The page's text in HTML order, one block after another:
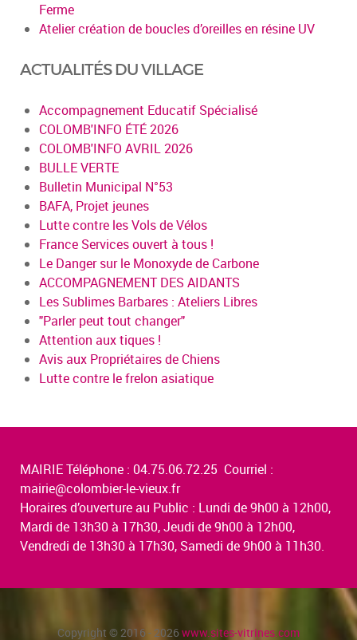
Ferme
Atelier création de boucles d’oreilles en résine UV
ACTUALITÉS DU VILLAGE
Accompagnement Educatif Spécialisé
COLOMB'INFO ÉTÉ 2026
COLOMB'INFO AVRIL 2026
BULLE VERTE
Bulletin Municipal N°53
BAFA, Projet jeunes
Lutte contre les Vols de Vélos
France Services ouvert à tous !
Le Danger sur le Monoxyde de Carbone
ACCOMPAGNEMENT DES AIDANTS
Les Sublimes Barbares : Ateliers Libres
"Parler peut tout changer"
Attention aux tiques !
Avis aux Propriétaires de Chiens
Lutte contre le frelon asiatique
MAIRIE Téléphone : 04.75.06.72.25 Courriel :
mairie@colombier-le-vieux.fr
Horaires d’ouverture au Public : Lundi de 9h00 à 12h00,
Mardi de 13h30 à 17h30, Jeudi de 9h00 à 12h00,
Vendredi de 13h30 à 17h30, Samedi de 9h00 à 11h30.
Copyright © 2016 - 2026www.sites-vitrines.com